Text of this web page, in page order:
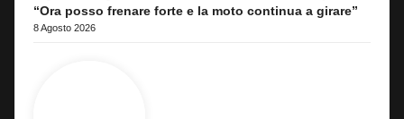
“Ora posso frenare forte e la moto continua a girare”
8 Agosto 2026